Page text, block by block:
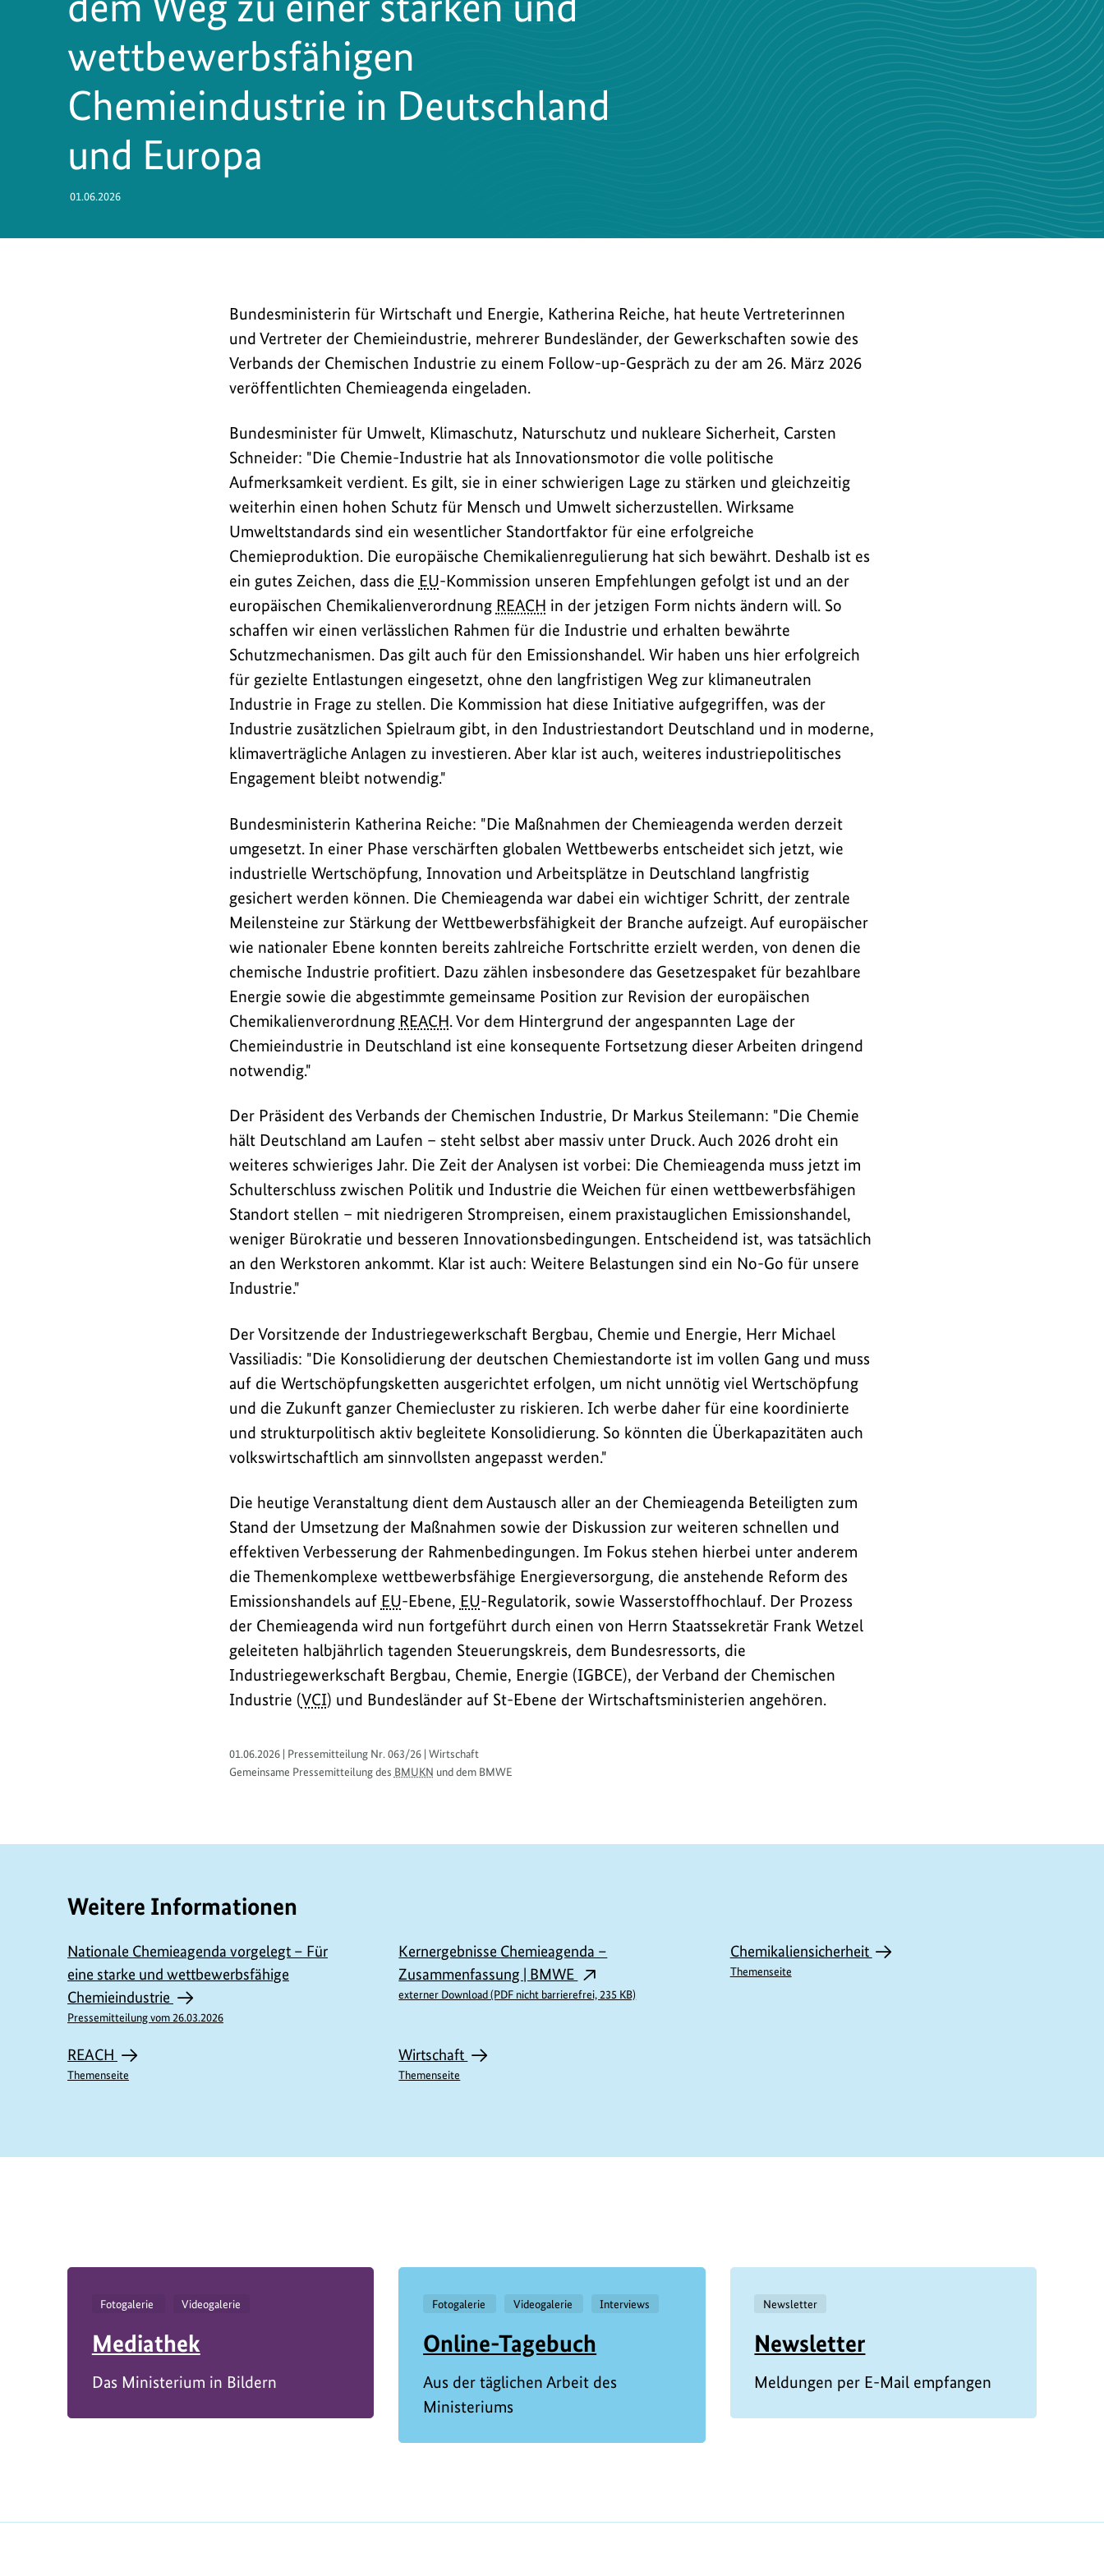
wettbewerbsfähigen
Chemieindustrie in Deutschland
und Europa
01.06.2026
Bundesministerin
für
Wirtschaft
und
Katherina
Reiche,
hat
einem
Follow-
up-
Gespräch
zu
der
am
26.
März
2026
veröffentlichten
Chemieagenda
Am
zur
Chemieagenda
war
auch
das
BMUKN
beteiligt.
Bundesministerin für Wirtschaft und Energie, Katherina Reiche, hat heute Vertreterinnen
und Vertreter der Chemieindustrie, mehrerer Bundesländer, der Gewerkschaften sowie des
Verbands der Chemischen Industrie zu einem Follow-up-Gespräch zu der am 26. März 2026
veröffentlichten Chemieagenda eingeladen.
Bundesminister für Umwelt, Klimaschutz, Naturschutz und nukleare Sicherheit, Carsten
Schneider: "Die Chemie-Industrie hat als Innovationsmotor die volle politische
Aufmerksamkeit verdient. Es gilt, sie in einer schwierigen Lage zu stärken und gleichzeitig
weiterhin einen hohen Schutz für Mensch und Umwelt sicherzustellen. Wirksame
Umweltstandards sind ein wesentlicher Standortfaktor für eine erfolgreiche
Chemieproduktion. Die europäische Chemikalienregulierung hat sich bewährt. Deshalb ist es
ein gutes Zeichen, dass die EU-Kommission unseren Empfehlungen gefolgt ist und an der
europäischen Chemikalienverordnung REACH in der jetzigen Form nichts ändern will. So
schaffen wir einen verlässlichen Rahmen für die Industrie und erhalten bewährte
Schutzmechanismen. Das gilt auch für den Emissionshandel. Wir haben uns hier erfolgreich
für gezielte Entlastungen eingesetzt, ohne den langfristigen Weg zur klimaneutralen
Industrie in Frage zu stellen. Die Kommission hat diese Initiative aufgegriffen, was der
Industrie zusätzlichen Spielraum gibt, in den Industriestandort Deutschland und in moderne,
klimaverträgliche Anlagen zu investieren. Aber klar ist auch, weiteres industriepolitisches
Engagement bleibt notwendig."
Bundesministerin Katherina Reiche: "Die Maßnahmen der Chemieagenda werden derzeit
umgesetzt. In einer Phase verschärften globalen Wettbewerbs entscheidet sich jetzt, wie
industrielle Wertschöpfung, Innovation und Arbeitsplätze in Deutschland langfristig
gesichert werden können. Die Chemieagenda war dabei ein wichtiger Schritt, der zentrale
Meilensteine zur Stärkung der Wettbewerbsfähigkeit der Branche aufzeigt. Auf europäischer
wie nationaler Ebene konnten bereits zahlreiche Fortschritte erzielt werden, von denen die
chemische Industrie profitiert. Dazu zählen insbesondere das Gesetzespaket für bezahlbare
Energie sowie die abgestimmte gemeinsame Position zur Revision der europäischen
Chemikalienverordnung REACH. Vor dem Hintergrund der angespannten Lage der
Chemieindustrie in Deutschland ist eine konsequente Fortsetzung dieser Arbeiten dringend
notwendig."
Der Präsident des Verbands der Chemischen Industrie, Dr Markus Steilemann: "Die Chemie
hält Deutschland am Laufen – steht selbst aber massiv unter Druck. Auch 2026 droht ein
weiteres schwieriges Jahr. Die Zeit der Analysen ist vorbei: Die Chemieagenda muss jetzt im
Schulterschluss zwischen Politik und Industrie die Weichen für einen wettbewerbsfähigen
Standort stellen – mit niedrigeren Strompreisen, einem praxistauglichen Emissionshandel,
weniger Bürokratie und besseren Innovationsbedingungen. Entscheidend ist, was tatsächlich
an den Werkstoren ankommt. Klar ist auch: Weitere Belastungen sind ein No-Go für unsere
Industrie."
Der Vorsitzende der Industriegewerkschaft Bergbau, Chemie und Energie, Herr Michael
Vassiliadis: "Die Konsolidierung der deutschen Chemiestandorte ist im vollen Gang und muss
auf die Wertschöpfungsketten ausgerichtet erfolgen, um nicht unnötig viel Wertschöpfung
und die Zukunft ganzer Chemiecluster zu riskieren. Ich werbe daher für eine koordinierte
und strukturpolitisch aktiv begleitete Konsolidierung. So könnten die Überkapazitäten auch
volkswirtschaftlich am sinnvollsten angepasst werden."
Die heutige Veranstaltung dient dem Austausch aller an der Chemieagenda Beteiligten zum
Stand der Umsetzung der Maßnahmen sowie der Diskussion zur weiteren schnellen und
effektiven Verbesserung der Rahmenbedingungen. Im Fokus stehen hierbei unter anderem
die Themenkomplexe wettbewerbsfähige Energieversorgung, die anstehende Reform des
Emissionshandels auf EU-Ebene, EU-Regulatorik, sowie Wasserstoffhochlauf. Der Prozess
der Chemieagenda wird nun fortgeführt durch einen von Herrn Staatssekretär Frank Wetzel
geleiteten halbjährlich tagenden Steuerungskreis, dem Bundesressorts, die
Industriegewerkschaft Bergbau, Chemie, Energie (IGBCE), der Verband der Chemischen
Industrie (VCI) und Bundesländer auf St-Ebene der Wirtschaftsministerien angehören.
01.06.2026 | Pressemitteilung Nr. 063/26 | Wirtschaft
Gemeinsame Pressemitteilung des BMUKN und dem BMWE
Weitere Informationen
Nationale Chemieagenda vorgelegt – Für
eine starke und wettbewerbsfähige
Chemieindustrie
Pressemitteilung vom 26.03.2026
Kernergebnisse Chemieagenda –
Zusammenfassung | BMWE
externer Download (PDF nicht barrierefrei, 235 KB)
Chemikaliensicherheit
Themenseite
REACH
Themenseite
Wirtschaft
Themenseite
Fotogalerie Videogalerie
Mediathek
Das Ministerium in Bildern
Fotogalerie Videogalerie Interviews
Online-Tagebuch
Aus der täglichen Arbeit des
Ministeriums
Newsletter
Newsletter
Meldungen per E-Mail empfangen